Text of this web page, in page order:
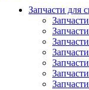
Запчасти для